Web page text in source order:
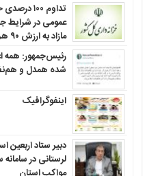
تداوم
مازاد به ارزش ۹۰ هزار میلیارد تومان
رئیس‌جمهور: همه
شده همدل و
اینفوگرافیک